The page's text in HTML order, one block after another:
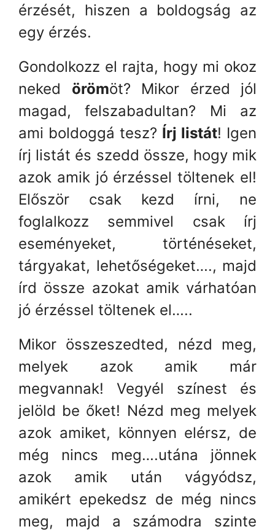
érzését, hiszen a boldogság az
egy érzés.
Gondolkozz el rajta, hogy mi okoz
neked örömöt? Mikor érzed jól
magad, felszabadultan? Mi az
ami boldoggá tesz? Írj listát! Igen
írj listát és szedd össze, hogy mik
azok amik jó érzéssel töltenek el!
Először csak kezd írni, ne
foglalkozz semmivel csak írj
eseményeket, történéseket,
tárgyakat, lehetőségeket…., majd
írd össze azokat amik várhatóan
jó érzéssel töltenek el…..
Mikor összeszedted, nézd meg,
melyek azok amik már
megvannak! Vegyél színest és
jelöld be őket! Nézd meg melyek
azok amiket, könnyen elérsz, de
még nincs meg….utána jönnek
azok amik után vágyódsz,
amikért epekedsz de még nincs
meg, majd a számodra szinte